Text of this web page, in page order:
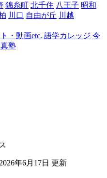
浜
錦糸町 北千住 八王子 昭和
川口 自由が丘 川越
・動画etc. 語学カレッジ 今
塾
年6月17日 更新